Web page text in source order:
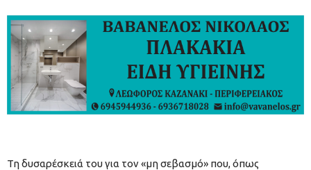
Τη δυσαρέσκειά του για τον «μη σεβασμό» που, όπως